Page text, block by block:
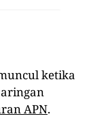
ketika
APN.